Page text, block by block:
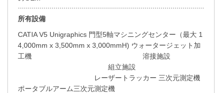
所有設備
CATIA V5 Unigraphics 門型5軸マシニングセンター（最大 1
4,000mm x 3,500mm x 3,000mmH) ウォータージェット加
工機 溶接施設
組立施設
レーザートラッカー 三次元測定機
ポータブルアーム三次元測定機